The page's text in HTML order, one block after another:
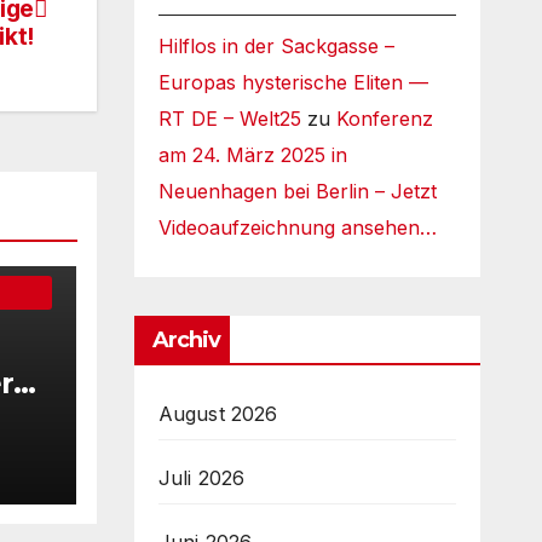
Hilflos in der Sackgasse –
Europas hysterische Eliten —
RT DE – Welt25 zu Konferenz
am 24. März 2025 in
Neuenhagen bei Berlin – Jetzt
Videoaufzeichnung ansehen…
Archiv
August 2026
Juli 2026